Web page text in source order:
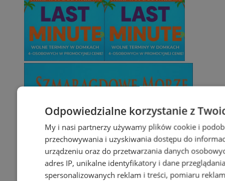
Odpowiedzialne korzystanie z
My i nasi partnerzy używamy plików cookie i
przechowywania i uzyskiwania dostępu do
urządzeniu oraz do przetwarzania danych
adres IP, unikalne identyfikatory i dane
spersonalizowanych reklam i treści, pomiaru